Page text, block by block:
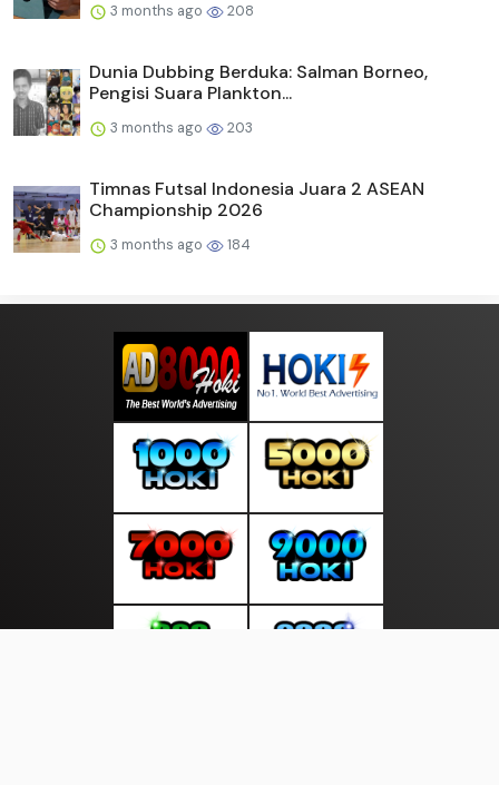
3 months ago 208
Dunia Dubbing Berduka: Salman Borneo,
Pengisi Suara Plankton...
3 months ago 203
Timnas Futsal Indonesia Juara 2 ASEAN
Championship 2026
3 months ago 184